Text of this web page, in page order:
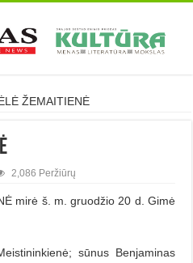
ŽEMAITIENĖ
2,086 Peržiūrų
mirė š. m. gruodžio 20 d. Gimė
sūnus Benjaminas